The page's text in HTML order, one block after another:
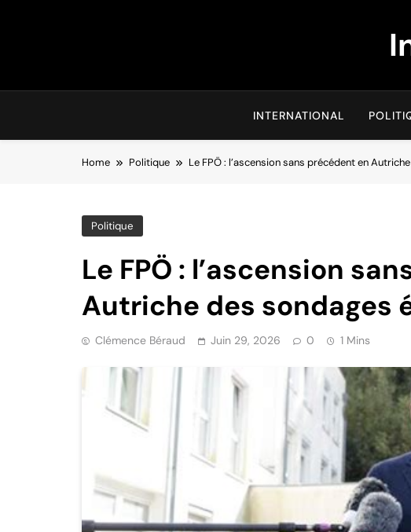
INTERNATIONAL
Home Politique Le FPÖ : l’ascension sans précédent en
Politique
Le FPÖ : l’ascension
Autriche des sondages
Clémence Béraud Juin 29, 2026 0 1 Mins